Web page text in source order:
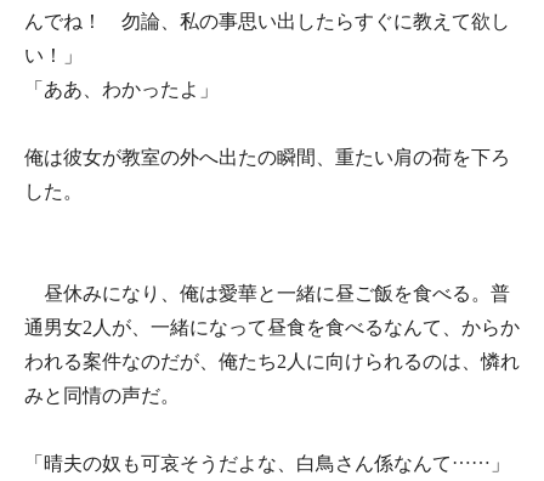
んでね！ 勿論、私の事思い出したらすぐに教えて欲し
い！」
「ああ、わかったよ」
俺は彼女が教室の外へ出たの瞬間、重たい肩の荷を下ろ
した。
昼休みになり、俺は愛華と一緒に昼ご飯を食べる。普
通男女2人が、一緒になって昼食を食べるなんて、からか
われる案件なのだが、俺たち2人に向けられるのは、憐れ
みと同情の声だ。
「晴夫の奴も可哀そうだよな、白鳥さん係なんて……」